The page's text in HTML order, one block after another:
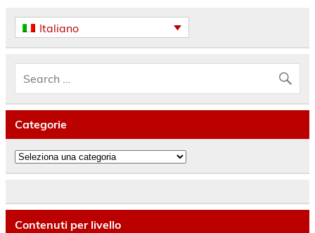
Italiano
Categorie
Categorie
Contenuti per livello